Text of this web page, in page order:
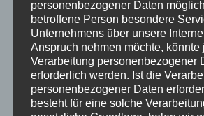
Was braucht man für ein
Frankfurt am Main? Ist der Raum
zur Technik:Welcher
geeignet?:
Sony
personenbezogener Daten
betroffene Person besondere
Unternehmens über unsere
Anspruch nehmen möchte, könnte
Verarbeitung personenbezogener
erforderlich werden. Ist die
personenbezogener Daten
besteht für eine solche